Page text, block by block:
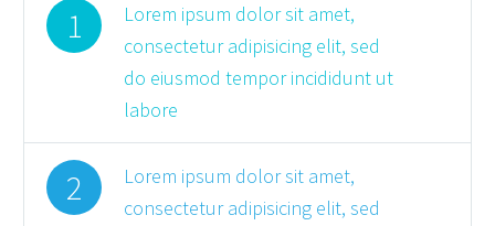
1
Lorem ipsum dolor sit amet,
consectetur adipisicing elit, sed
do eiusmod tempor incididunt ut
labore
2
Lorem ipsum dolor sit amet,
consectetur adipisicing elit, sed